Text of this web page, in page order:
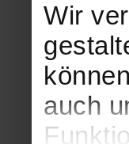
Wir
auch